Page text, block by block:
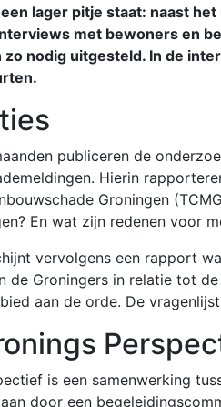
lager pitje staat: naast
met bewoners en
zo nodig uitgesteld. In de
publiceren de
Hierin
Groningen
En wat zijn redenen voor
vervolgens een rapport
de Groningers in relatie tot
aan de orde. De
is een samenwerking
door een